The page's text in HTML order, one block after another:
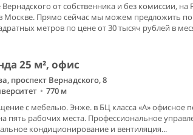
Вернадского от собственника и без комиссии,
Прямо сейчас мы можем предложить
метров по цене от 30 тысяч рублей в
25 м², офис
проспект Вернадского, 8
• 770 м
с мебелью. Энже. в БЦ класса «А» офисное
пять рабочих места. Профессиональное
кондиционирование и вентиляция...